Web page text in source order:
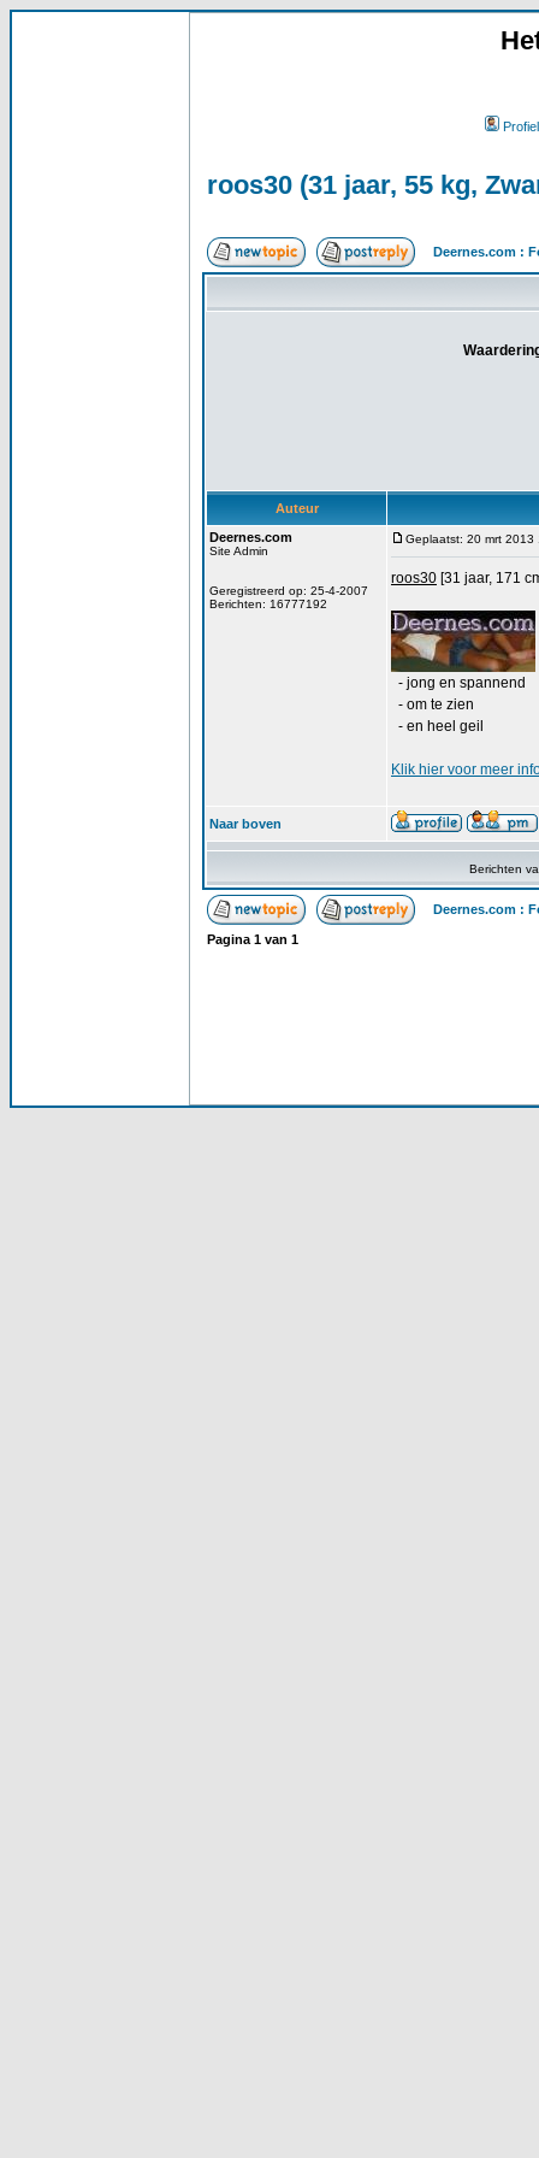
Profiel
roos30 (31 jaar, 55 kg,
Deernes.com :
Auteur
Deernes.com
Site Admin
Geregistreerd op: 25-4-2007
Berichten: 16777192
Geplaatst: 20 mrt 2013
roos30 [31 jaar, 171
- jong en spannend
- om te zien
- en heel geil
Klik hier voor meer
Naar boven
Berichten
Deernes.com :
Pagina 1 van 1